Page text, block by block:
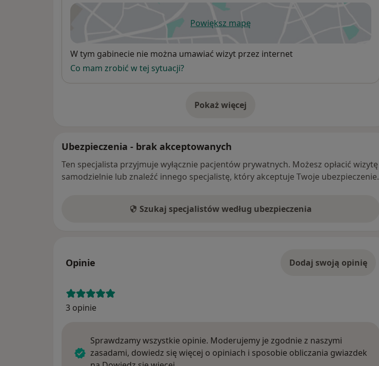
Powiększ mapęotwiera się w nowej karcie
Dostępność
W tym gabinecie nie można umawiać wizyt przez internet
Co mam zrobić w tej sytuacji?
Pokaż więcej
o adresie
Ubezpieczenia - brak akceptowanych
Ten specjalista przyjmuje wyłącznie pacjentów prywatnych. Możesz opłacić wizytę
samodzielnie lub znaleźć innego specjalistę, który akceptuje Twoje ubezpieczenie.
Szukaj specjalistów według ubezpieczenia
Opinie Dodaj swoją opinię
3 opinie
Sprawdzamy wszystkie opinie. Moderujemy je zgodnie z naszymi
zasadami, dowiedz się więcej o opiniach i sposobie obliczania gwiazdek